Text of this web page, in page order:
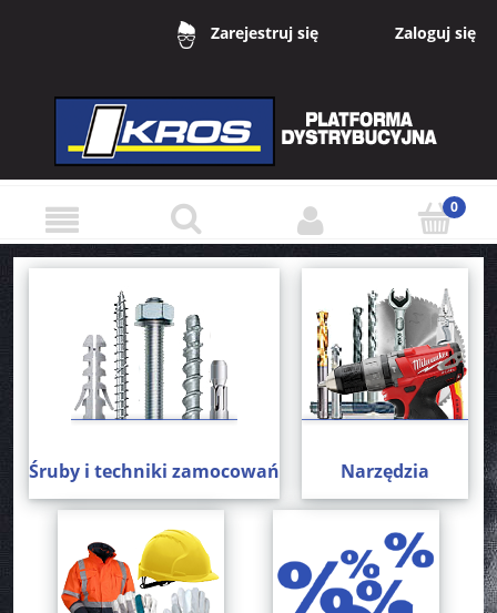
Zarejestruj się Zaloguj się
Śruby i techniki zamocowań Narzędzia